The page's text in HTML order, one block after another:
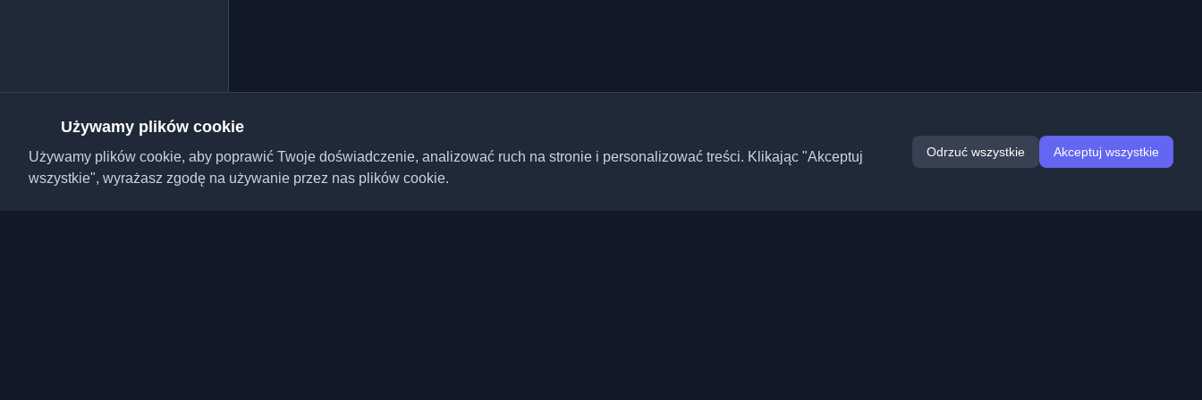
Używamy plików cookie
Używamy plików cookie, aby poprawić Twoje doświadczenie, analizować ruch na stronie i personalizować treści. Klikając "Akceptuj
wszystkie", wyrażasz zgodę na używanie przez nas plików cookie.
Odrzuć wszystkie Akceptuj wszystkie